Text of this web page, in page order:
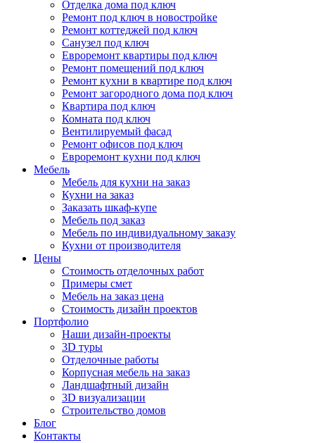
Отделка дома под ключ
Ремонт под ключ в новостройке
Ремонт коттеджей под ключ
Санузел под ключ
Евроремонт квартиры под ключ
Ремонт помещений под ключ
Ремонт кухни в квартире под ключ
Ремонт загородного дома под ключ
Квартира под ключ
Комната под ключ
Вентилируемый фасад
Ремонт офисов под ключ
Евроремонт кухни под ключ
Мебель
Мебель для кухни на заказ
Кухни на заказ
Заказать шкаф-купе
Мебель под заказ
Мебель по индивидуальному заказу
Кухни от производителя
Цены
Стоимость отделочных работ
Примеры смет
Мебель на заказ цена
Стоимость дизайн проектов
Портфолио
Наши дизайн-проекты
3D туры
Отделочные работы
Корпусная мебель на заказ
Ландшафтный дизайн
3D визуализации
Строительство домов
Блог
Контакты